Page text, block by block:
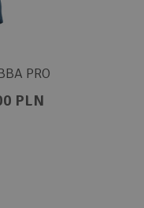
PRO
PLN